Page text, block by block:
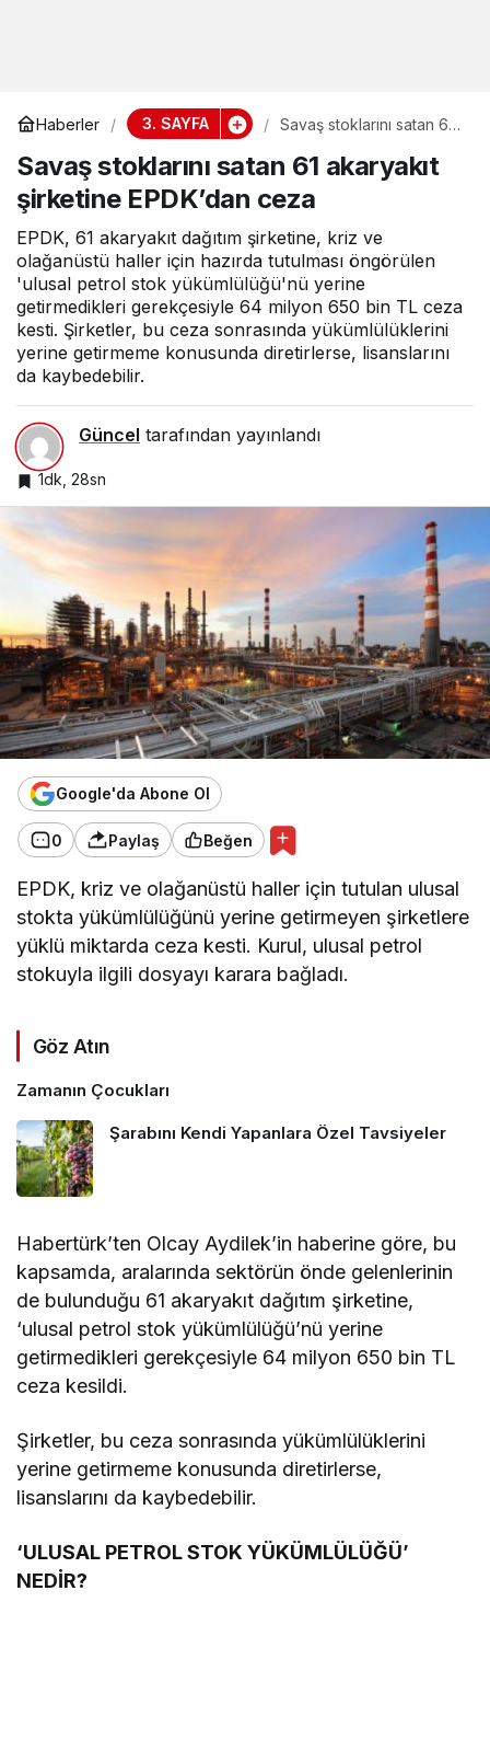
Haberler 3. SAYFA
Savaş stoklarını satan 61
EPDK’dan ceza
Savaş stoklarını satan 61 akaryakıt
şirketine EPDK’dan ceza
EPDK, 61 akaryakıt dağıtım şirketine, kriz ve
olağanüstü haller için hazırda tutulması öngörülen
'ulusal petrol stok yükümlülüğü'nü yerine
getirmedikleri gerekçesiyle 64 milyon 650 bin TL ceza
kesti. Şirketler, bu ceza sonrasında yükümlülüklerini
yerine getirmeme konusunda diretirlerse, lisanslarını
da kaybedebilir.
Güncel tarafından yayınlandı
1dk, 28sn
Google'da Abone Ol
0 Paylaş Beğen
EPDK, kriz ve olağanüstü haller için tutulan ulusal
stokta yükümlülüğünü yerine getirmeyen şirketlere
yüklü miktarda ceza kesti. Kurul, ulusal petrol
stokuyla ilgili dosyayı karara bağladı.
Göz Atın
Zamanın Çocukları
Şarabını Kendi Yapanlara Özel Tavsiyeler
Habertürk’ten Olcay Aydilek’in haberine göre, bu
kapsamda, aralarında sektörün önde gelenlerinin
de bulunduğu 61 akaryakıt dağıtım şirketine,
‘ulusal petrol stok yükümlülüğü’nü yerine
getirmedikleri gerekçesiyle 64 milyon 650 bin TL
ceza kesildi.
Şirketler, bu ceza sonrasında yükümlülüklerini
yerine getirmeme konusunda diretirlerse,
lisanslarını da kaybedebilir.
‘ULUSAL PETROL STOK YÜKÜMLÜLÜĞÜ’
NEDİR?